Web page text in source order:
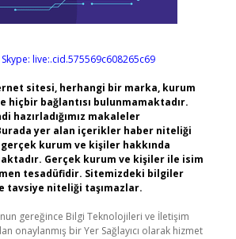
Skype: live:.cid.575569c608265c69
sitesi, herhangi bir marka, kurum
hiçbir bağlantısı bulunmamaktadır.
hazırladığımız makaleler
yer alan içerikler haber niteliği
kurum ve kişiler hakkında
Gerçek kurum ve kişiler ile isim
tesadüfidir. Sitemizdeki bilgiler
tavsiye niteliği taşımazlar.
gereğince Bilgi Teknolojileri ve İletişim
onaylanmış bir Yer Sağlayıcı olarak hizmet